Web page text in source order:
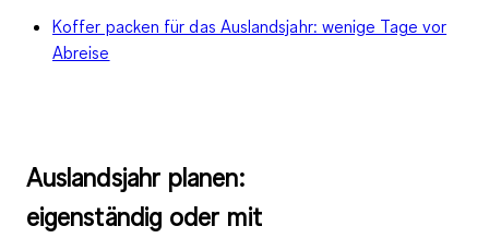
Koffer packen für das Auslandsjahr: wenige Tage vor
Abreise
Auslandsjahr planen:
eigenständig oder mit